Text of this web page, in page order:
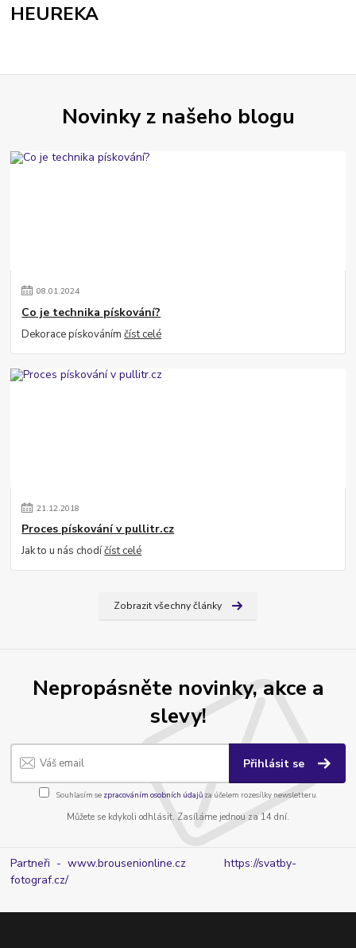
HEUREKA
Novinky z našeho blogu
08.01.2024
Co je technika pískování?
Dekorace pískovánímčíst celé
21.12.2018
Proces pískování v pullitr.cz
Jak to u nás chodíčíst celé
Zobrazit všechny články
Nepropásněte novinky, akce a
slevy!
Přihlásit se
Souhlasím se zpracováním osobních údajůza účelem rozesílky newsletteru.
Můžete se kdykoli odhlásit. Zasíláme jednou za 14 dní.
Partneři - www.brousenionline.czhttps://svatby-
fotograf.cz/